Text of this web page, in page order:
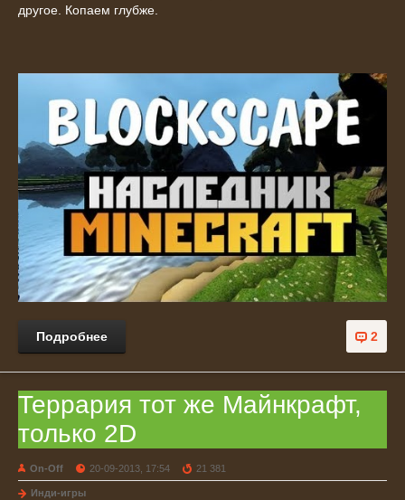
другое. Копаем глубже.
2
Подробнее
Террария тот же Майнкрафт,
только 2D
On-Off 20-09-2013, 17:54 21 381
Инди-игры